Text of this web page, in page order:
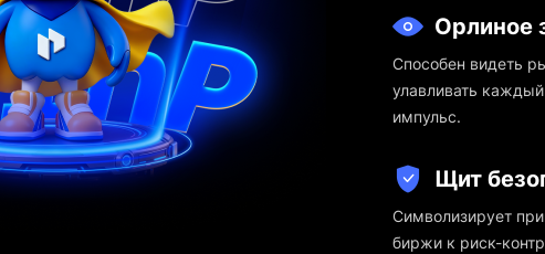
Орлиное
Способен видеть
улавливать
импульс.
Щит
Символизирует
биржи к риск-